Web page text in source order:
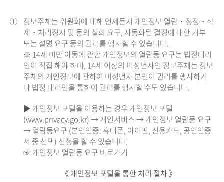
① 정보주체는 위원회에 대해 언제든지 개인정보 열람・정정・삭
제・처리정지 및 동의 철회 요구, 자동화된 결정에 대한 거부
또는 설명 요구 등의 권리를 행사할 수 있습니다.
※ 14세 미만 아동에 관한 개인정보의 열람등 요구는 법정대리
인이 직접 해야 하며, 14세 이상의 미성년자인 정보주체는 정보
주체의 개인정보에 관하여 미성년자 본인이 권리를 행사하거
나 법정 대리인을 통하여 권리를 행사할 수도 있습니다.
▶ 개인정보 포털을 이용하는 경우 개인정보 포털
(www.privacy.go.kr) → 개인서비스 → 개인정보 열람등 요구
→ 열람등요구 (본인인증: 휴대폰, 아이핀, 신용카드, 공인인증
서 중 선택) 신청을 할 수 있습니다.
☞ 개인정보 열람등 요구 바로가기
《 개인정보 포털을 통한 처리 절차 》